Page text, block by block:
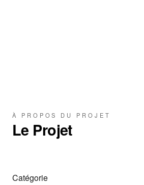
À PROPOS DU PROJET
Le Projet
Catégorie